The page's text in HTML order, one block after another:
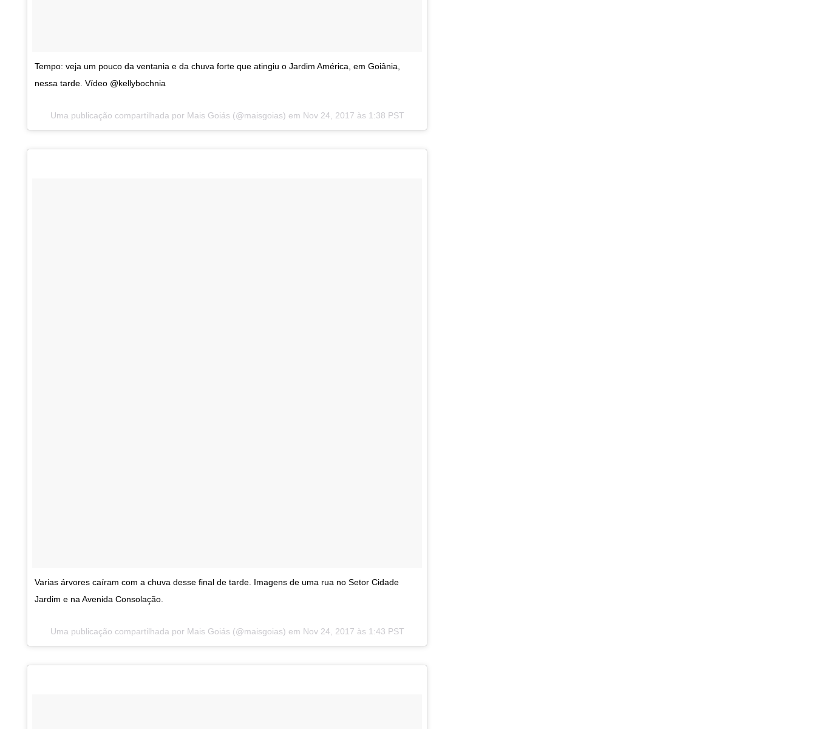
Tempo: veja um pouco da ventania e da chuva forte que atingiu o Jardim América, em Goiânia,
nessa tarde. Vídeo @kellybochnia
Uma publicação compartilhada por Mais Goiás (@maisgoias) em Nov 24, 2017 às 1:38 PST
Varias árvores caíram com a chuva desse final de tarde. Imagens de uma rua no Setor Cidade
Jardim e na Avenida Consolação.
Uma publicação compartilhada por Mais Goiás (@maisgoias) em Nov 24, 2017 às 1:43 PST